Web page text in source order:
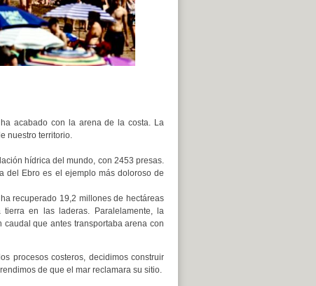
acabado con la arena de la costa. La
nuestro territorio.
hídrica del mundo, con 2453 presas.
del Ebro es el ejemplo más doloroso de
recuperado 19,2 millones de hectáreas
en las laderas. Paralelamente, la
que antes transportaba arena con
procesos costeros, decidimos construir
de que el mar reclamara su sitio.